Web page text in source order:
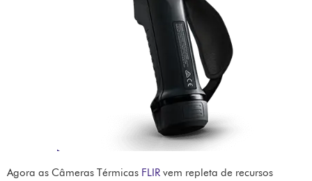
Agora as Câmeras Térmicas FLIR vem repleta de recursos